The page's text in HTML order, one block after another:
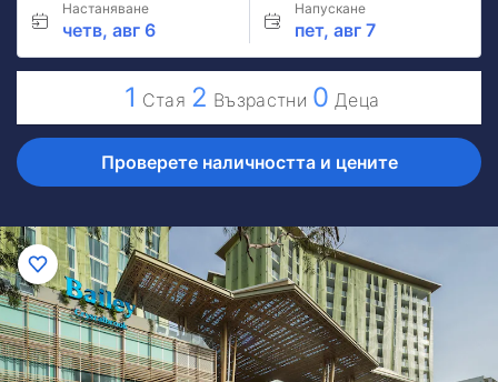
Настаняване
четв, авг 6
Напускане
пет, авг 7
1 Стая 2 Възрастни 0 Деца
Проверете наличността и цените